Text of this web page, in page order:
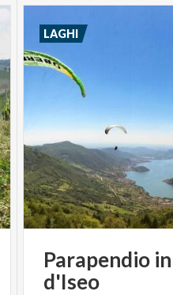
Parapendio in
d'Iseo
LAGHI